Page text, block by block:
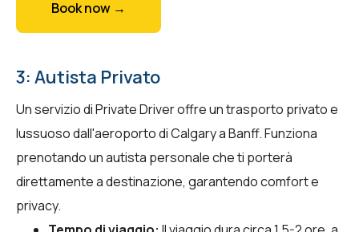
Book now →
3: Autista Privato
Un servizio di Private Driver offre un trasporto privato e
lussuoso dall'aeroporto di Calgary a Banff. Funziona
prenotando un autista personale che ti porterà
direttamente a destinazione, garantendo comfort e
privacy.